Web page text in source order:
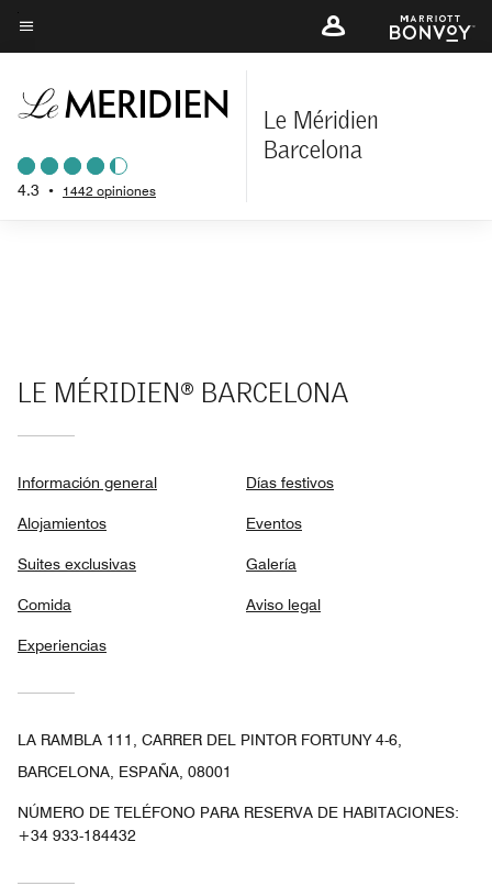
Skip
to
content
Texto del menú
4.3 • 1442 opiniones
Le Méridien
Barcelona
LE MÉRIDIEN® BARCELONA
Información general
Alojamientos
Suites exclusivas
Comida
Experiencias
Días festivos
Eventos
Galería
Aviso legal
LA RAMBLA 111, CARRER DEL PINTOR FORTUNY 4-6,
BARCELONA, ESPAÑA, 08001
NÚMERO DE TELÉFONO PARA RESERVA DE HABITACIONES:
+34 933-184432